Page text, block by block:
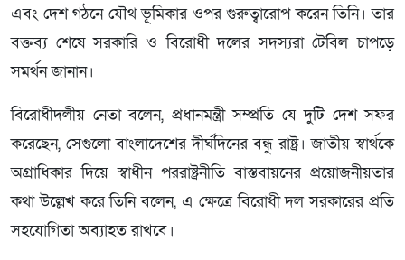
এবং দেশ গঠনে যৌথ ভূমিকার ওপর গুরুত্বারোপ করেন তিনি। তার
বক্তব্য শেষে সরকারি ও বিরোধী দলের সদস্যরা টেবিল চাপড়ে
সমর্থন জানান।
বিরোধীদলীয় নেতা বলেন, প্রধানমন্ত্রী সম্প্রতি যে দুটি দেশ সফর
করেছেন, সেগুলো বাংলাদেশের দীর্ঘদিনের বন্ধু রাষ্ট্র। জাতীয় স্বার্থকে
অগ্রাধিকার দিয়ে স্বাধীন পররাষ্ট্রনীতি বাস্তবায়নের প্রয়োজনীয়তার
কথা উল্লেখ করে তিনি বলেন, এ ক্ষেত্রে বিরোধী দল সরকারের প্রতি
সহযোগিতা অব্যাহত রাখবে।